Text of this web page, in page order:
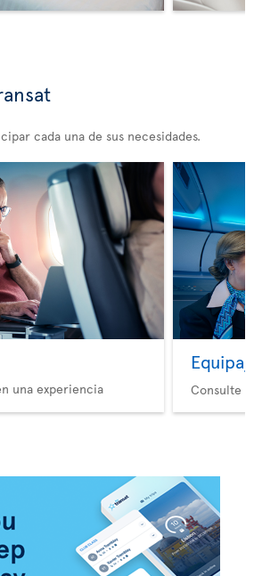
cada una de sus necesidades.
una experiencia Consulte